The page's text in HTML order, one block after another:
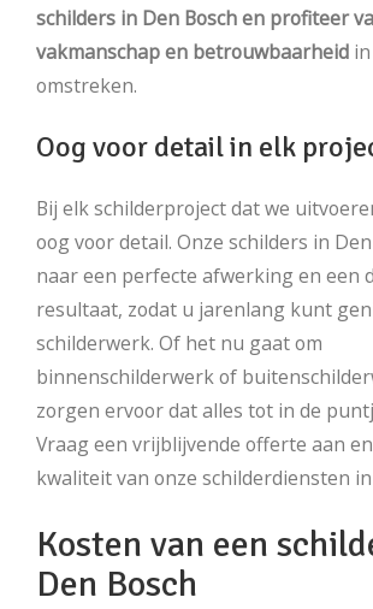
schilders in Den Bosch en profiteer
vakmanschap en betrouwbaarheid
omstreken.
Oog voor detail in elk
Bij elk schilderproject dat we
oog voor detail. Onze schilders in
naar een perfecte afwerking en een
resultaat, zodat u jarenlang kunt
schilderwerk. Of het nu gaat om
binnenschilderwerk of
zorgen ervoor dat alles tot in de
Vraag een vrijblijvende offerte aan
kwaliteit van onze schilderdiensten in
Kosten van een
Den Bosch